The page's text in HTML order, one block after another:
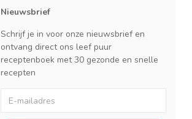
Nieuwsbrief
Schrijf je in voor onze nieuwsbrief en
ontvang direct ons leef puur
receptenboek met 30 gezonde en snelle
recepten